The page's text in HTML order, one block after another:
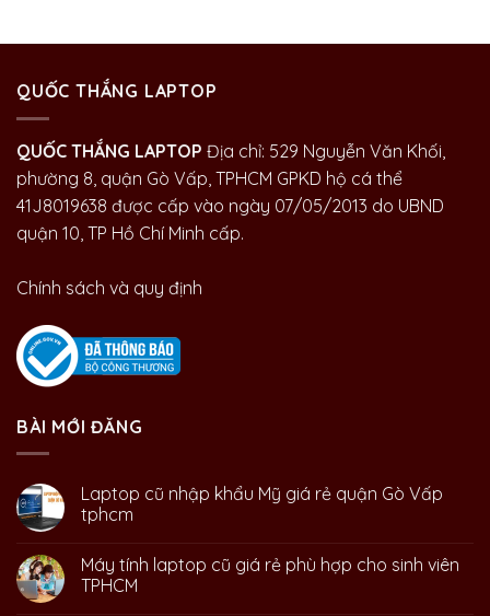
QUỐC THẮNG LAPTOP
QUỐC THẮNG LAPTOP Địa chỉ: 529 Nguyễn Văn Khối,
phường 8, quận Gò Vấp, TPHCM GPKD hộ cá thể
41J8019638 được cấp vào ngày 07/05/2013 do UBND
quận 10, TP Hồ Chí Minh cấp.
Chính sách và quy định
BÀI MỚI ĐĂNG
Laptop cũ nhập khẩu Mỹ giá rẻ quận Gò Vấp
tphcm
Máy tính laptop cũ giá rẻ phù hợp cho sinh viên
TPHCM